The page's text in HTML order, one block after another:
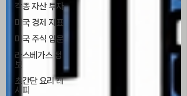
각종 자산 투자
미국 경제 지표
미국 주식 입문
라스베가스 정
보
초간단 요리 레
시피